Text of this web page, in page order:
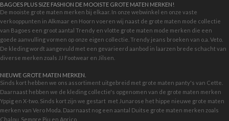
BAGOES PLUS SIZE FASHION DE MOOISTE GROTE MATEN MERKEN!
De mooiste grote maten merken bij elkaar. In onze webwinkel en onze vaste
verkooppunten in Alkmaar en Hoorn voeren wij naast de grote maten mode collectie
van Bagoes een groot aantal Trendy en vlotte grote maten mode merken die een
goede aanvulling vormen op onze eigen collectie. Trendy jeans broeken van o.a. Veto.
De kleding wordt aangevuld met een gevarieerd aanbod in laarzen brede schachtvan
diverse merken zoals JJ Footwear en Jilsen.
NIEUWE GROTE MATEN MERKEN.
Sinds kort hebben we ons assortiment uitgebreid met grote maten panty's van Cette.
Daarnaast hebben we de kleding collectie's opgenomen van de grote maten merken
Yppig en X-two. Sinds kort zijn we gestart met Junarose het hippe nieuwe grote maten
merken van Vero Moda. Daarnaast nog een aantal Duitse grote maten merken zoals
Chalou, Sempre Piu en Aprico.